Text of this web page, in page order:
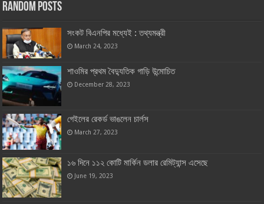
Random Posts
সংকট বিএনপির মধ্যেই : তথ্যমন্ত্রী
March 24, 2023
শাওমির প্রথম বৈদ্যুতিক গাড়ি উন্মোচিত
December 28, 2023
গেইলের রেকর্ড ভাঙলেন চার্লস
March 27, 2023
১৬ দিনে ১১২ কোটি মার্কিন ডলার রেমিট্যান্স এসেছে
June 19, 2023